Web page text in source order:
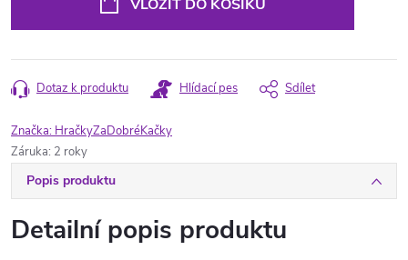
VLOŽIT DO KOŠÍKU
Dotaz k produktu Hlídací pes Sdílet
Značka: HračkyZaDobréKačky
Záruka: 2 roky
Popis produktu
Detailní popis produktu